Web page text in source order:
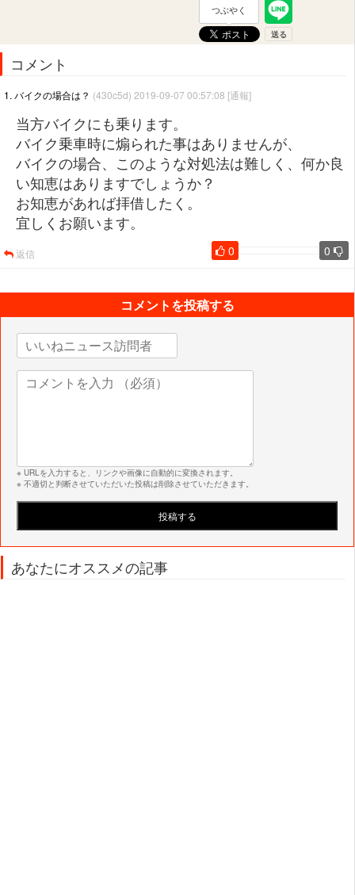
つぶやく
コメント
1. バイクの場合は？ (430c5d) 2019-09-07 00:57:08 [通報]
当方バイクにも乗ります。
バイク乗車時に煽られた事はありませんが、
バイクの場合、このような対処法は難しく、何か良
い知恵はありますでしょうか？
お知恵があれば拝借したく。
宜しくお願います。
0 0
返信
コメントを投稿する
※ URLを入力すると、リンクや画像に自動的に変換されます。
※ 不適切と判断させていただいた投稿は削除させていただきます。
あなたにオススメの記事